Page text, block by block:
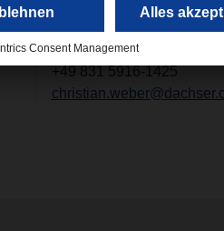
+49 831 5916-1425